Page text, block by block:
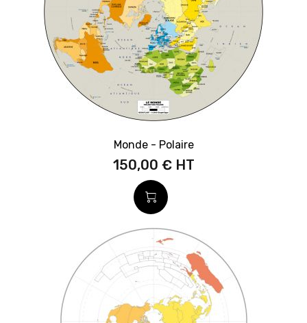
Monde - Polaire
150,00 €